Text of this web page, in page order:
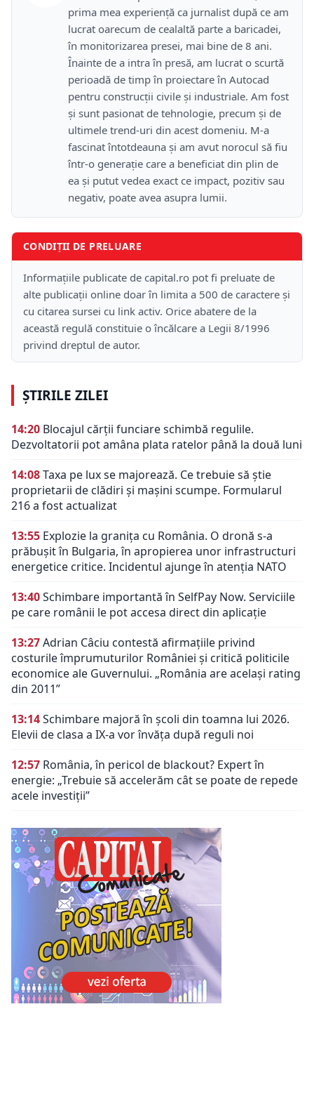
prima mea experiență ca jurnalist după ce am
lucrat oarecum de cealaltă parte a baricadei,
în monitorizarea presei, mai bine de 8 ani.
Înainte de a intra în presă, am lucrat o scurtă
perioadă de timp în proiectare în Autocad
pentru construcții civile și industriale. Am fost
și sunt pasionat de tehnologie, precum și de
ultimele trend-uri din acest domeniu. M-a
fascinat întotdeauna și am avut norocul să fiu
într-o generație care a beneficiat din plin de
ea și putut vedea exact ce impact, pozitiv sau
negativ, poate avea asupra lumii.
CONDIȚII DE PRELUARE
Informațiile publicate de capital.ro pot fi preluate de
alte publicații online doar în limita a 500 de caractere și
cu citarea sursei cu link activ. Orice abatere de la
această regulă constituie o încălcare a Legii 8/1996
privind dreptul de autor.
ȘTIRILE ZILEI
14:20 Blocajul cărții funciare schimbă regulile.
Dezvoltatorii pot amâna plata ratelor până la două luni
14:08Taxa pe lux se majorează. Ce trebuie să știe
proprietarii de clădiri și mașini scumpe. Formularul
216 a fost actualizat
13:55 Explozie la granița cu România. O dronă s-a
prăbușit în Bulgaria, în apropierea unor infrastructuri
energetice critice. Incidentul ajunge în atenția NATO
13:40Schimbare importantă în SelfPay Now. Serviciile
pe care românii le pot accesa direct din aplicație
13:27Adrian Câciu contestă afirmațiile privind
costurile împrumuturilor României și critică politicile
economice ale Guvernului. „România are același rating
din 2011”
13:14Schimbare majoră în școli din toamna lui 2026.
Elevii de clasa a IX-a vor învăța după reguli noi
12:57 România, în pericol de blackout? Expert în
energie: „Trebuie să accelerăm cât se poate de repede
acele investiții”